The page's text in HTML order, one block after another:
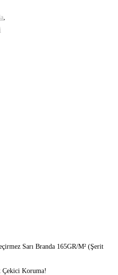
Sarı Branda 165GR/M² (Şerit
Koruma!